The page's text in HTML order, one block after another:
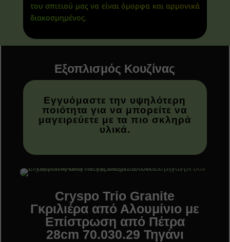
του σπιτιού μας να είναι όμορφα και αρμονικά
διακοσμημένος.
Εξοπλισμός Κουζίνας
Εγγυόμαστε την υψηλότερη
ποιότητα για να μπορείτε να
μαγειρεύετε με τα πιο σκληρά
υλικά.
Cryspo Trio Granite
Γκριλιέρα από Αλουμίνιο με
Επίστρωση από Πέτρα
28cm 70.030.29 Τηγάνι